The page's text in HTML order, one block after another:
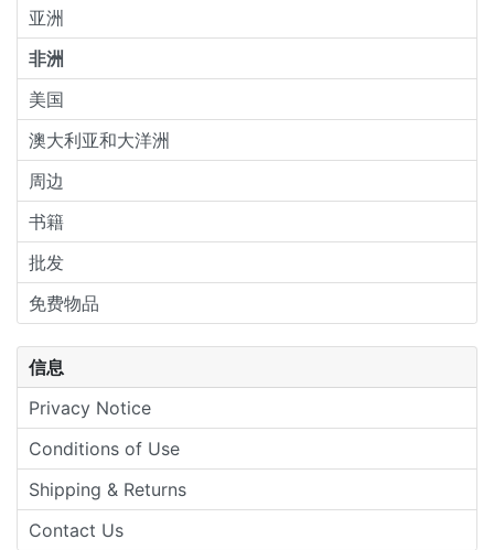
亚洲
非洲
美国
澳大利亚和大洋洲
周边
书籍
批发
免费物品
信息
Privacy Notice
Conditions of Use
Shipping & Returns
Contact Us